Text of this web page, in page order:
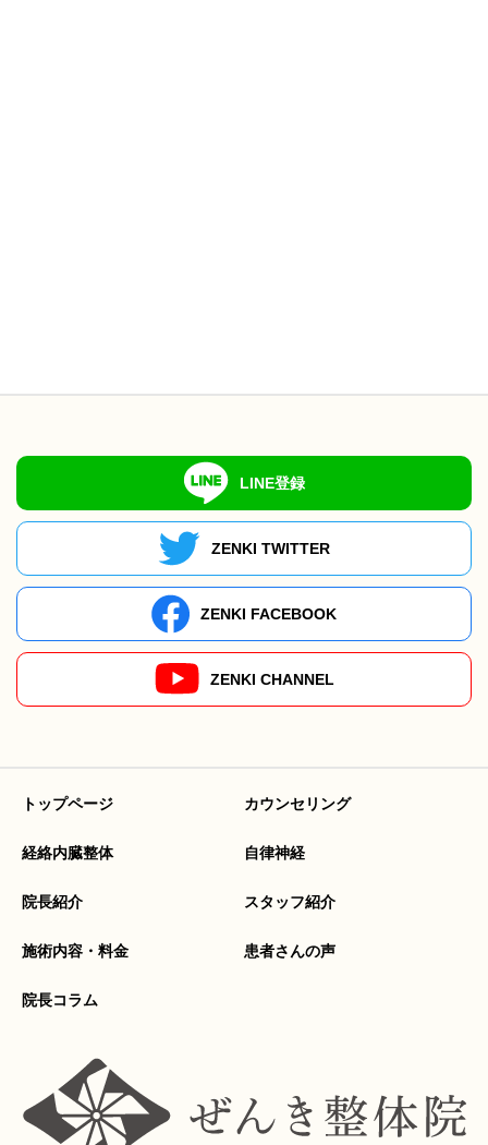
LINE登録
ZENKI TWITTER
ZENKI FACEBOOK
ZENKI CHANNEL
トップページ カウンセリング
経絡内臓整体 自律神経
院長紹介 スタッフ紹介
施術内容・料金 患者さんの声
院長コラム